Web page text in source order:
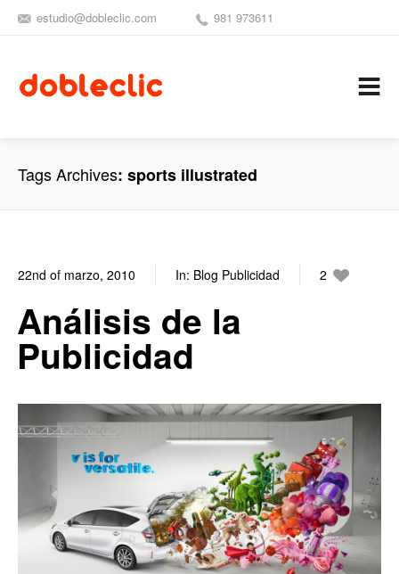
estudio@dobleclic.com 981 973611
Tags Archives sports illustrated
22nd of marzo, 2010 In: Blog Publicidad
2
Análisis de la
Publicidad